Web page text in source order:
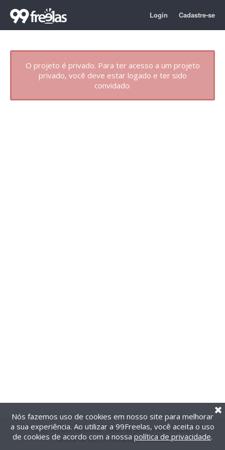
Login Cadastre-se
O projeto é privado. Para ter acesso a um projeto
privado, você deve estar logado e ter sido
convidado.
@2014-2026 99Freelas. Todos os direitos reservados.
Termos de uso| Política de privacidade
Nós fazemos uso de cookies em nosso site para melhorar
a sua experiência. Ao utilizar a 99Freelas, você aceita o uso
de cookies de acordo com a nossa política de privacidade.